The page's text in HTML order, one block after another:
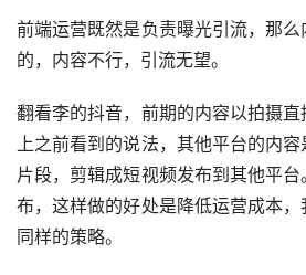
前端运营既然是负责曝光引流，那
的，内容不行，引流无望。
翻看李的抖音，前期的内容以拍摄
上之前看到的说法，其他平台的内
片段，剪辑成短视频发布到其他平
布，这样做的好处是降低运营成本
同样的策略。